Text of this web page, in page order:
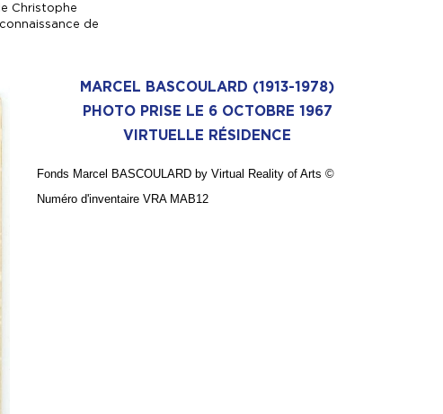
Christophe
de
MARCEL BASCOULARD (1913-1978)
PHOTO PRISE LE 6 OCTOBRE 1967
VIRTUELLE RÉSIDENCE
Fonds Marcel BASCOULARD by Virtual Reality of Arts ©
Numéro d'inventaire VRA MAB12